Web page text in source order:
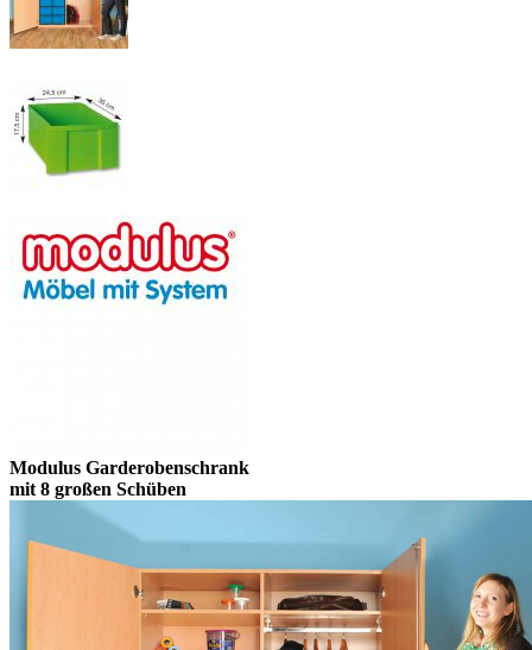
Modulus Garderobenschrank
mit 8 großen Schüben